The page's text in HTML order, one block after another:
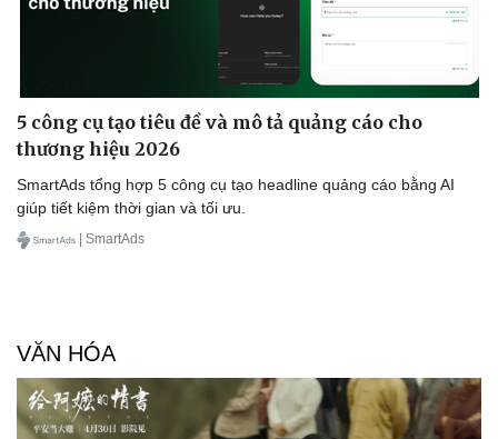
5 công cụ tạo tiêu đề và mô tả quảng cáo cho
thương hiệu 2026
SmartAds tổng hợp 5 công cụ tạo headline quảng cáo bằng AI
giúp tiết kiệm thời gian và tối ưu.
| SmartAds
VĂN HÓA